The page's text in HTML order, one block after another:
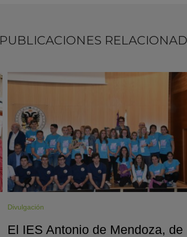
PUBLICACIONES
Divulgación
El IES Antonio de Mendoza, de